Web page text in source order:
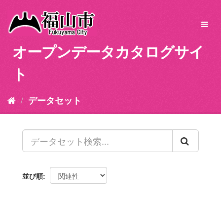
オープンデータカタログサイ
ト
データセット
並び順